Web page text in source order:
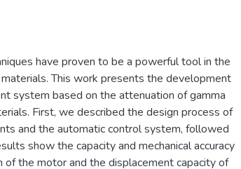
have proven to be a powerful tool in the
This work presents the development
system based on the attenuation of gamma
First, we described the design process of
and the automatic control system, followed
show the capacity and mechanical accuracy
the motor and the displacement capacity of